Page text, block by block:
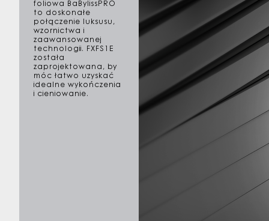
foliowa BaBylissPRO
to doskonałe
połączenie luksusu,
wzornictwa i
zaawansowanej
technologii. FXFS1E
została
zaprojektowana, by
móc łatwo uzyskać
idealne wykończenia
i cieniowanie.